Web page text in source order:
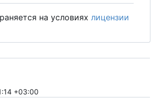
на условиях лицензии
+03:00